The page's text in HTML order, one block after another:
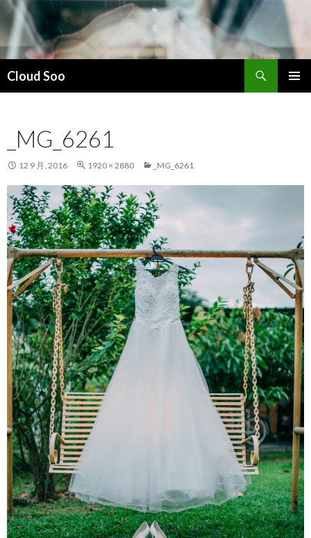
Cloud Soo
索
_MG_6261
12 9 月, 2016 1920 × 2880 _MG_6261